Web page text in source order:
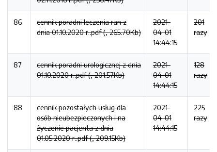
86
cennik poradni leczenia ran z
dnia 01.10.2020 r..pdf (, 265.70Kb)
2021-
04-01
14:44:15
201
razy
87
cennik poradni urologicznej z dnia
01.10.2020 r..pdf (, 201.57Kb)
2021-
04-01
14:44:15
128
razy
88
cennik pozostałych usług dla
osób nieubezpieczonych i na
życzenie pacjenta z dnia
01.05.2020 r..pdf (, 209.15Kb)
2021-
04-01
14:44:15
225
razy